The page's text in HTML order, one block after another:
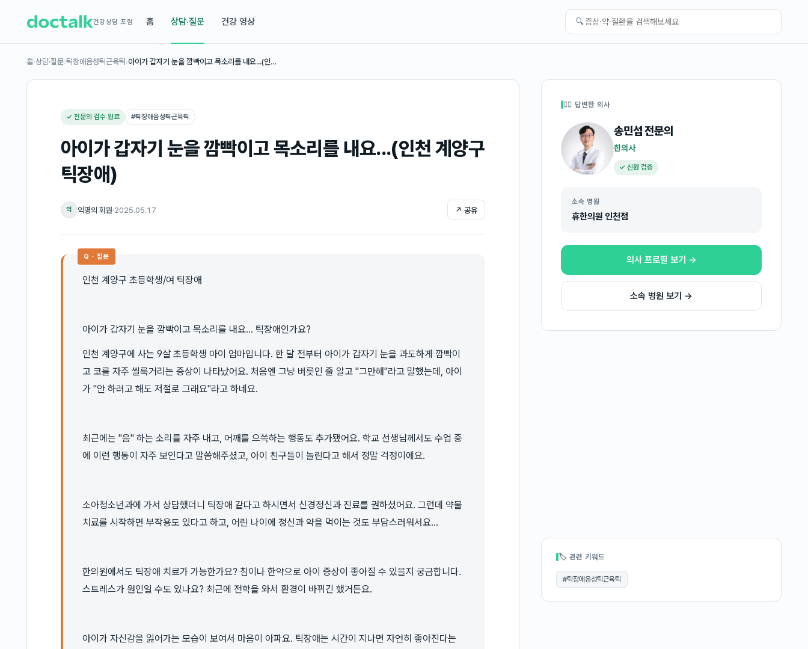
건강상담 포럼 홈 상담·질문 건강 영상 🔍
홈›상담·질문›틱장애음성틱근육틱›아이가 갑자기 눈을 깜빡이고 목소리를 내요...(인…
✓ 전문의 검수 완료 #틱장애음성틱근육틱
아이가 갑자기 눈을 깜빡이고 목소리를 내요...(인천 계양구
틱장애)
익 익명의 회원·2025.05.17 ↗ 공유
Q · 질문
인천 계양구 초등학생/여 틱장애
아이가 갑자기 눈을 깜빡이고 목소리를 내요... 틱장애인가요?
인천 계양구에 사는 9살 초등학생 아이 엄마입니다. 한 달 전부터 아이가 갑자기 눈을 과도하게 깜빡이
고 코를 자주 씰룩거리는 증상이 나타났어요. 처음엔 그냥 버릇인 줄 알고 "그만해"라고 말했는데, 아이
가 "안 하려고 해도 저절로 그래요"라고 하네요.
최근에는 "음" 하는 소리를 자주 내고, 어깨를 으쓱하는 행동도 추가됐어요. 학교 선생님께서도 수업 중
에 이런 행동이 자주 보인다고 말씀해주셨고, 아이 친구들이 놀린다고 해서 정말 걱정이에요.
소아청소년과에 가서 상담했더니 틱장애 같다고 하시면서 신경정신과 진료를 권하셨어요. 그런데 약물
치료를 시작하면 부작용도 있다고 하고, 어린 나이에 정신과 약을 먹이는 것도 부담스러워서요...
한의원에서도 틱장애 치료가 가능한가요? 침이나 한약으로 아이 증상이 좋아질 수 있을지 궁금합니다.
스트레스가 원인일 수도 있나요? 최근에 전학을 와서 환경이 바뀌긴 했거든요.
아이가 자신감을 잃어가는 모습이 보여서 마음이 아파요. 틱장애는 시간이 지나면 자연히 좋아진다는
👩‍⚕️ 답변한 의사
송민섭전문의
한의사
✓ 신원 검증
소속 병원
휴한의원 인천점
의사 프로필 보기 →
소속 병원 보기 →
🏷 관련 키워드
#틱장애음성틱근육틱